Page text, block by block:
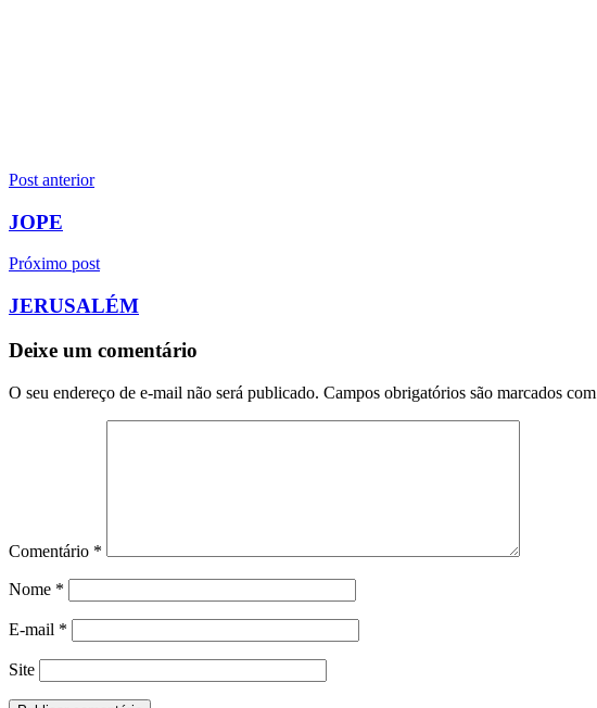
Navegação
de
Post anterior
JOPE
Próximo post
JERUSALÉM
Deixe um comentário
O seu endereço de e-mail não será publicado. Campos obrigatórios são marcados com
Comentário *
Nome *
E-mail *
Site